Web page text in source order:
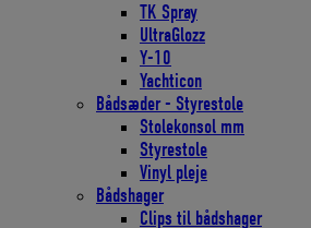
TK Spray
UltraGlozz
Y-10
Yachticon
Bådsæder - Styrestole
Stolekonsol mm
Styrestole
Vinyl pleje
Bådshager
Clips til bådshager